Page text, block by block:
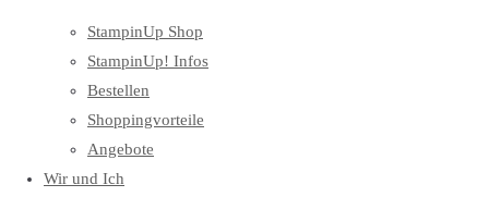
StampinUp Shop
StampinUp! Infos
Bestellen
Shoppingvorteile
Angebote
Wir und Ich